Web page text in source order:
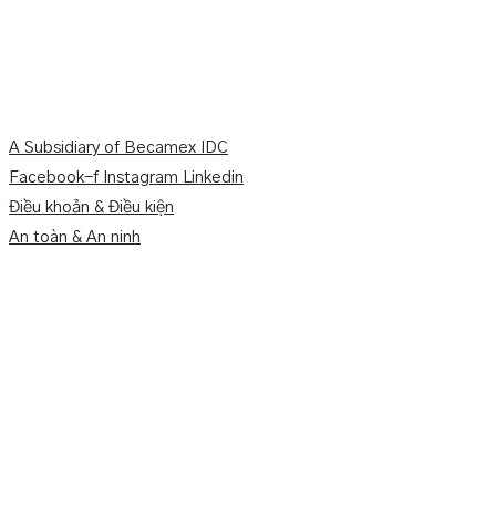
A Subsidiary of Becamex IDC
Facebook-f Instagram Linkedin
Điều khoản & Điều kiện
An toàn & An ninh